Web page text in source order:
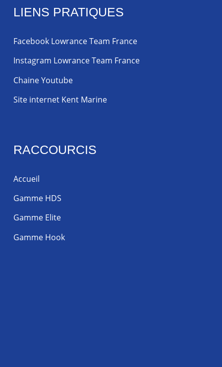
LIENS PRATIQUES
Facebook Lowrance Team France
Instagram Lowrance Team France
Chaine Youtube
Site internet Kent Marine
RACCOURCIS
Accueil
Gamme HDS
Gamme Elite
Gamme Hook